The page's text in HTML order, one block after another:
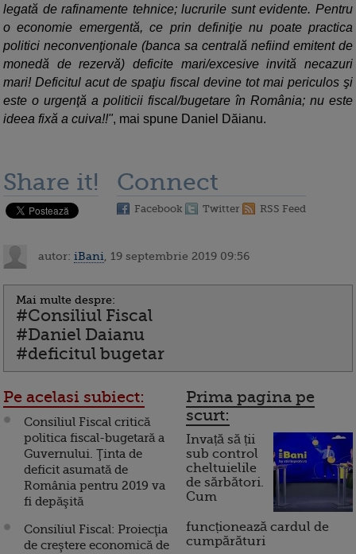
legată de rafinamente tehnice; lucrurile sunt evidente. Pentru
o economie emergentă, ce prin definiţie nu poate practica
politici neconvenţionale (banca sa centrală nefiind emitent de
monedă de rezervă) deficite mari/excesive invită necazuri
mari! Deficitul acut de spaţiu fiscal devine tot mai periculos şi
este o urgenţă a politicii fiscal/bugetare în România; nu este
ideea fixă a cuiva!!", mai spune Daniel Dăianu.
Share it! Connect
Facebook Twitter RSS Feed
autor: iBani , 19 septembrie 2019 09:56
Mai multe despre:
#Consiliul Fiscal
#Daniel Daianu
#deficitul bugetar
Pe acelasi subiect:
Consiliul Fiscal critică
politica fiscal-bugetară a
Guvernului. Ţinta de
deficit asumată de
România pentru 2019 va
fi depăşită
Consiliul Fiscal: Proiecţia
de creştere economică de
Prima pagina pe
scurt:
Invață să ții
sub control
cheltuielile
de sărbători.
Cum
funcționează cardul de
cumpărături